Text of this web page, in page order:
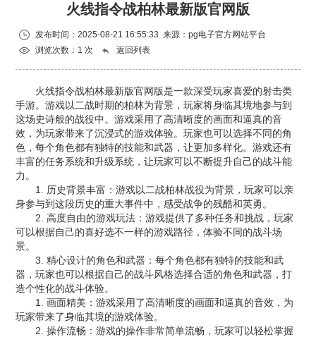
火线指令战柏林最新版官网版
发布时间：2025-08-21 16:55:33 来源： pg电子官方网站平台
浏览次数：1 次
返回列表
火线指令战柏林最新版官网版是一款深受玩家喜爱的射击类
手游。游戏以二战时期的柏林为背景，玩家将身临其境地参与到
这场史诗般的战役中。游戏采用了高清晰度的画面和逼真的音
效，为玩家带来了沉浸式的游戏体验。玩家也可以选择不同的角
色，每个角色都有独特的技能和武器，让更加多样化。游戏还有
丰富的任务系统和升级系统，让玩家可以不断提升自己的战斗能
力。
1. 历史背景丰富：游戏以二战柏林战役为背景，玩家可以亲
身参与到这段历史的重大事件中，感受战争的残酷和英勇。
2. 高度自由的游戏玩法：游戏提供了多种任务和挑战，玩家
可以根据自己的喜好选不一样的游戏路径，体验不同的战斗场
景。
3. 精心设计的角色和武器：每个角色都有独特的技能和武
器，玩家也可以根据自己的战斗风格选择合适的角色和武器，打
造个性化的战斗体验。
1. 画面精美：游戏采用了高清晰度的画面和逼真的音效，为
玩家带来了身临其境的游戏体验。
2. 操作流畅：游戏的操作非常简单流畅，玩家可以轻松掌握